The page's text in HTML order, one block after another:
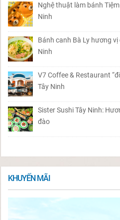
Nghệ thuật làm bánh
Ninh
Bánh canh Bà Ly hương
Ninh
V7 Coffee & Restaurant
Tây Ninh
Sister Sushi Tây Ninh:
đào
KHUYẾN MÃI